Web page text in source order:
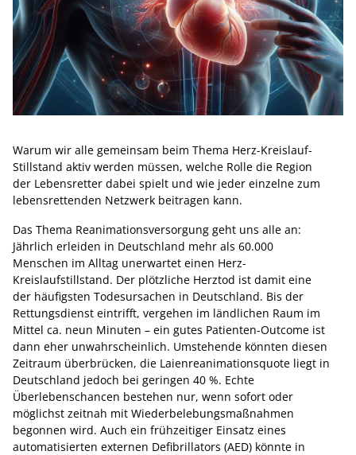
Warum wir alle gemeinsam beim Thema Herz-Kreislauf-
Stillstand aktiv werden müssen, welche Rolle die Region
der Lebensretter dabei spielt und wie jeder einzelne zum
lebensrettenden Netzwerk beitragen kann.
Das Thema Reanimationsversorgung geht uns alle an:
Jährlich erleiden in Deutschland mehr als 60.000
Menschen im Alltag unerwartet einen Herz-
Kreislaufstillstand. Der plötzliche Herztod ist damit eine
der häufigsten Todesursachen in Deutschland. Bis der
Rettungsdienst eintrifft, vergehen im ländlichen Raum im
Mittel ca. neun Minuten – ein gutes Patienten-Outcome ist
dann eher unwahrscheinlich. Umstehende könnten diesen
Zeitraum überbrücken, die Laienreanimationsquote liegt in
Deutschland jedoch bei geringen 40 %. Echte
Überlebenschancen bestehen nur, wenn sofort oder
möglichst zeitnah mit Wiederbelebungsmaßnahmen
begonnen wird. Auch ein frühzeitiger Einsatz eines
automatisierten externen Defibrillators (AED) könnte in